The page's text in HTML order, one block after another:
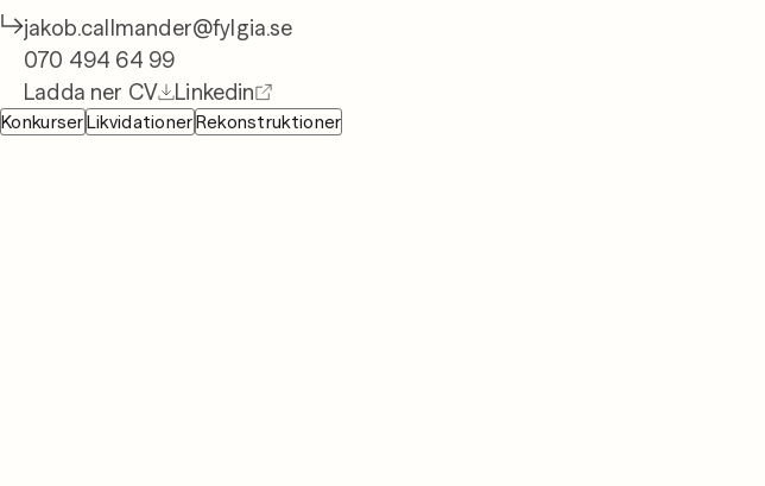
08 442 53 00
jakob.callmander@fylgia.se
070 494 64 99
Ladda ner CV
Linkedin
KonkurserLikvidationerRekonstruktioner